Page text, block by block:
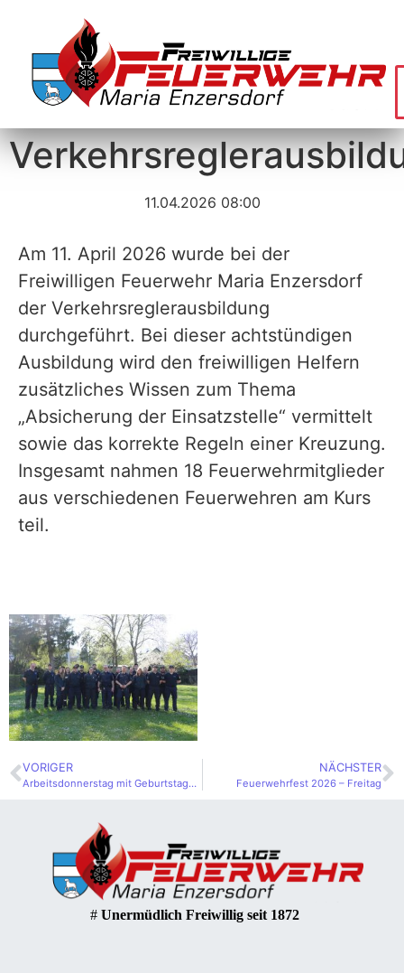
11.04.2026 08:00
Am 11. April 2026 wurde bei der
Freiwilligen Feuerwehr Maria Enzersdorf
der Verkehrsreglerausbildung
durchgeführt. Bei dieser achtstündigen
Ausbildung wird den freiwilligen Helfern
zusätzliches Wissen zum Thema
„Absicherung der Einsatzstelle“ vermittelt
sowie das korrekte Regeln einer Kreuzung.
Insgesamt nahmen 18 Feuerwehrmitglieder
aus verschiedenen Feuerwehren am Kurs
teil.
VORIGER
Arbeitsdonnerstag mit Geburtstagsgratulation
NÄCHSTER
Feuerwehrfest 2026 – Freitag
# Unermüdlich Freiwillig seit 1872